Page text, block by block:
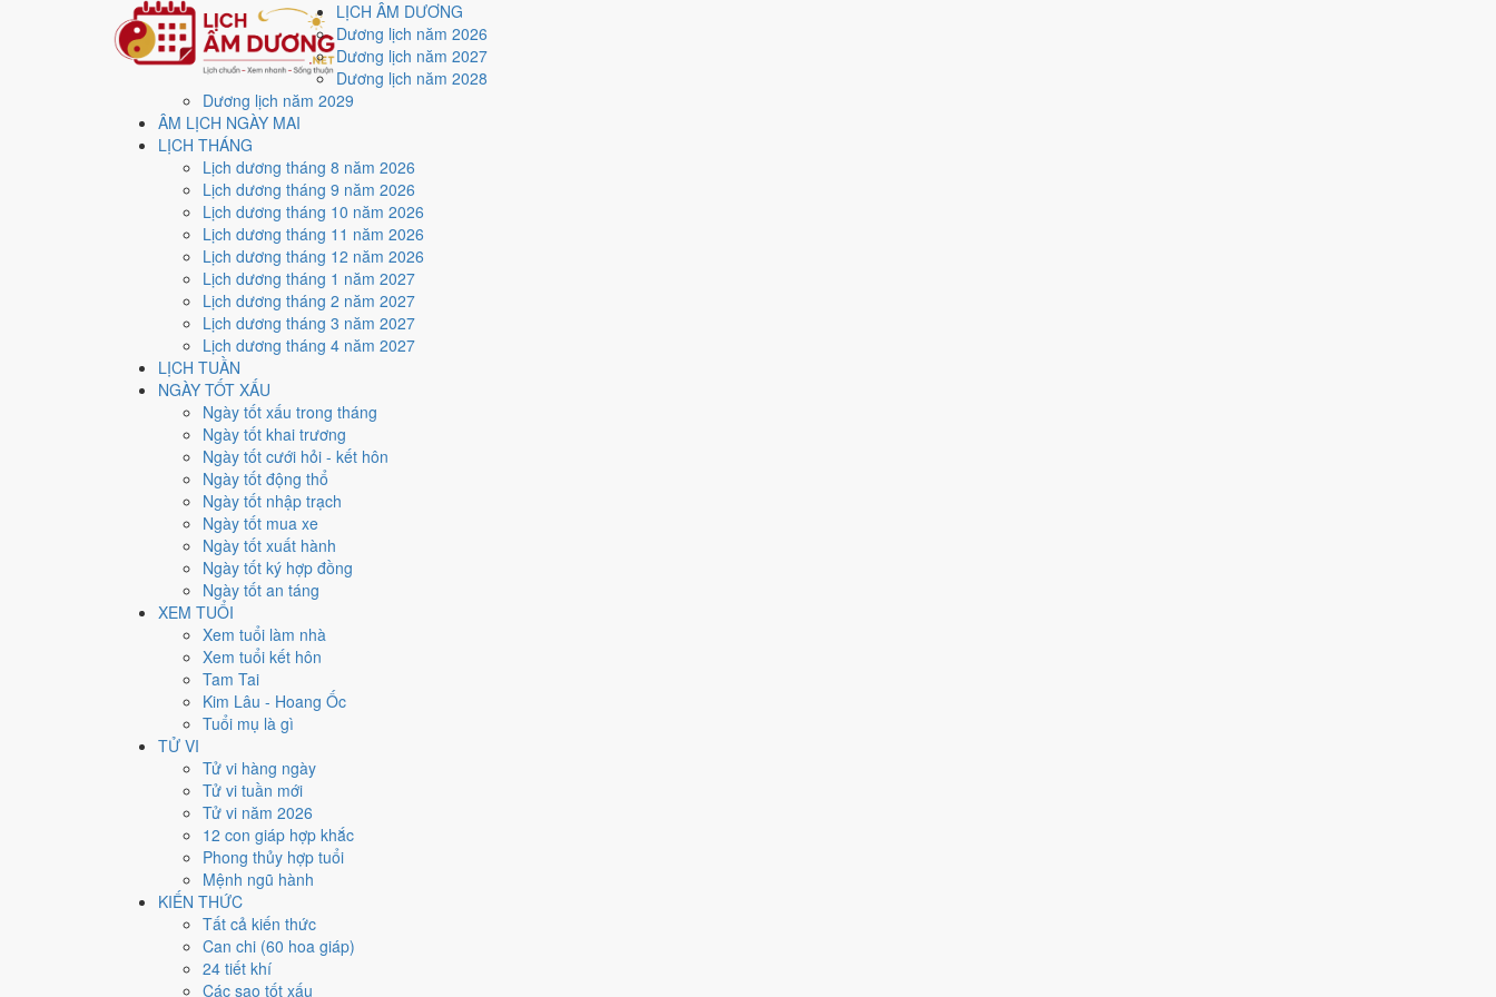
LỊCH ÂM DƯƠNG
Dương lịch năm 2026
Dương lịch năm 2027
Dương lịch năm 2028
Dương lịch năm 2029
ÂM LỊCH NGÀY MAI
LỊCH THÁNG
Lịch dương tháng 8 năm 2026
Lịch dương tháng 9 năm 2026
Lịch dương tháng 10 năm 2026
Lịch dương tháng 11 năm 2026
Lịch dương tháng 12 năm 2026
Lịch dương tháng 1 năm 2027
Lịch dương tháng 2 năm 2027
Lịch dương tháng 3 năm 2027
Lịch dương tháng 4 năm 2027
LỊCH TUẦN
NGÀY TỐT XẤU
Ngày tốt xấu trong tháng
Ngày tốt khai trương
Ngày tốt cưới hỏi - kết hôn
Ngày tốt động thổ
Ngày tốt nhập trạch
Ngày tốt mua xe
Ngày tốt xuất hành
Ngày tốt ký hợp đồng
Ngày tốt an táng
XEM TUỔI
Xem tuổi làm nhà
Xem tuổi kết hôn
Tam Tai
Kim Lâu - Hoang Ốc
Tuổi mụ là gì
TỬ VI
Tử vi hàng ngày
Tử vi tuần mới
Tử vi năm 2026
12 con giáp hợp khắc
Phong thủy hợp tuổi
Mệnh ngũ hành
KIẾN THỨC
Tất cả kiến thức
Can chi (60 hoa giáp)
24 tiết khí
Các sao tốt xấu
Trang chủ
Lịch năm 2007
Tháng 10/2007
Ngày 31/10/2007 (Mậu Tuất)
Xem ngày31/10/2007
Ngày 31/10/2007 dương lịch (Thứ Tư) là ngày 21/9/2007 âm lịch
điểm trung bình4.1/10cho các việc quan trọng. Giờ Hoàng Đạo trong ngày:
Ngày Dương
Thứ Tư
Tháng 10 năm 2007
Tháng 9 âm năm 2007
Mậu Tuất
Ngày Mậu Tuất có Trực
lớn khó đảo ngược.
Dần, Ngọ, Mão hợp ngày; tuổi
Ngày 31/10/2007 tốt hay xấu cho việc gì?
Ngày 31/10/2007 đạt
Bạch Hổ hắc đạo nên điểm từng việc chênh nhau như bảng dưới.
Cưới hỏi - đính hôn
Trung bình